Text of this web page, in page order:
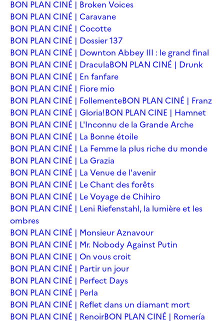
BON PLAN CINÉ | Broken Voices
BON PLAN CINÉ | Caravane
BON PLAN CINÉ | Cocotte
BON PLAN CINÉ | Dossier 137
BON PLAN CINÉ | Downton Abbey III : le grand final
BON PLAN CINÉ | DraculaBON PLAN CINÉ | Drunk
BON PLAN CINÉ | En fanfare
BON PLAN CINÉ | Fiore mio
BON PLAN CINÉ | FollementeBON PLAN CINÉ | Franz
BON PLAN CINÉ | Gloria!BON PLAN CINE | Hamnet
BON PLAN CINÉ | L'Inconnu de la Grande Arche
BON PLAN CINÉ | La Bonne étoile
BON PLAN CINÉ | La Femme la plus riche du monde
BON PLAN CINÉ | La Grazia
BON PLAN CINÉ | La Venue de l'avenir
BON PLAN CINÉ | Le Chant des forêts
BON PLAN CINÉ | Le Voyage de Chihiro
BON PLAN CINÉ | Leni Riefenstahl, la lumière et les
ombres
BON PLAN CINÉ | Monsieur Aznavour
BON PLAN CINÉ | Mr. Nobody Against Putin
BON PLAN CINE | On vous croit
BON PLAN CINÉ | Partir un jour
BON PLAN CINÉ | Perfect Days
BON PLAN CINÉ | Perla
BON PLAN CINÉ | Reflet dans un diamant mort
BON PLAN CINÉ | RenoirBON PLAN CINÉ | Romería